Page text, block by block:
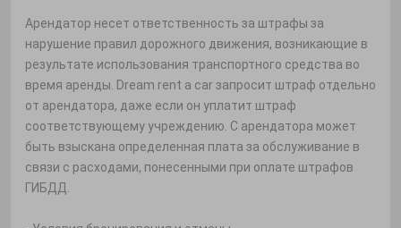
Арендатор несет ответственность за штрафы за
нарушение правил дорожного движения, возникающие в
результате использования транспортного средства во
время аренды. Dream rent a car запросит штраф отдельно
от арендатора, даже если он уплатит штраф
соответствующему учреждению. С арендатора может
быть взыскана определенная плата за обслуживание в
связи с расходами, понесенными при оплате штрафов
ГИБДД.